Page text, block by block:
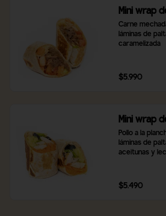
Mini wrap
Carne
láminas de
caramelizada
$5.990
Mini wrap
Pollo a la
láminas de
aceitunas y
$5.490